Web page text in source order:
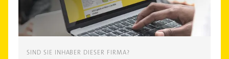
SIND SIE INHABER DIESER FIRMA?